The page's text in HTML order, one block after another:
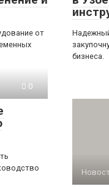
от
бизнеса.
0